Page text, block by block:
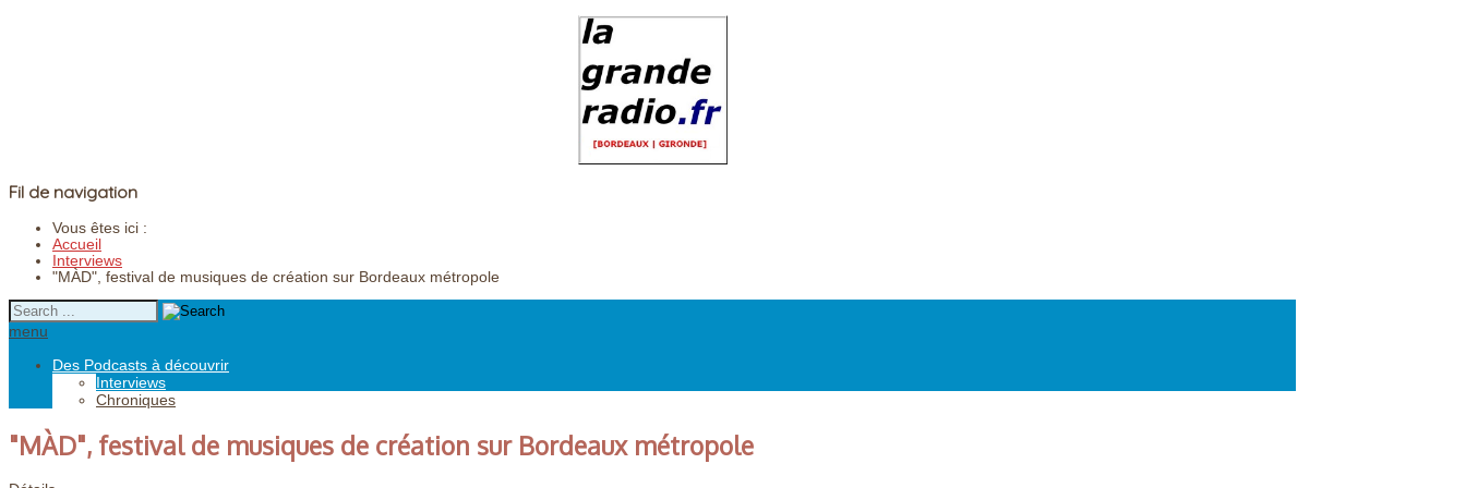
Fil de navigation
Vous êtes ici :
Accueil
Interviews
"MÀD", festival de musiques de création sur Bordeaux métropole
menu
Des Podcasts à découvrir
Interviews
Chroniques
"MÀD", festival de musiques de création sur Bordeaux métropole